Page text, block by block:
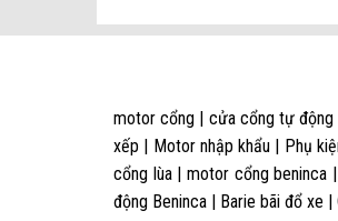
motor cổng | cửa cổng tự
xếp | Motor nhập khẩu | Phụ
cổng lùa | motor cổng
động Beninca | Barie bãi đổ xe